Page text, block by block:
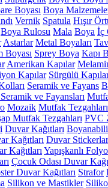
Boyası Boya
Vernik Spatula Hışır
Boya Rulosu Mala Boya İç
Astarlar Metal Boyaları
Boyası Sprey Boya Kapı
Amerikan Kapılar
Kapılar Sürgülü
Seramik ve Fayans
ve Fayansları
Mozaik Mutfak Tezgahları
Mutfak Tezgahları PVC
Duvar Kağıtları
Kağıtları Duvar
Kağıtları Yapışkanlı
Çocuk Odası Duvar
Duvar Kağıtları Strafor
Silikon ve Mastikler